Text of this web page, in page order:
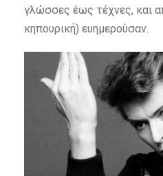
γλώσσες έως τέχνες, και
κηπουρική) ευημερούσαν.